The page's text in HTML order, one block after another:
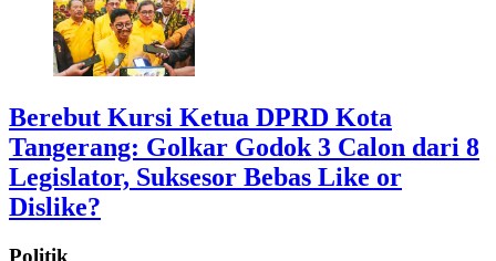
Berebut Kursi Ketua DPRD Kota
Tangerang: Golkar Godok 3 Calon dari 8
Legislator, Suksesor Bebas Like or
Dislike?
Politik